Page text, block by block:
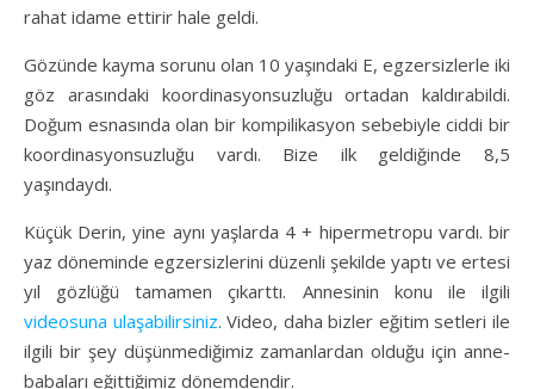
rahat idame ettirir hale geldi.
Gözünde kayma sorunu olan 10 yaşındaki E, egzersizlerle iki
göz arasındaki koordinasyonsuzluğu ortadan kaldırabildi.
Doğum esnasında olan bir kompilikasyon sebebiyle ciddi bir
koordinasyonsuzluğu vardı. Bize ilk geldiğinde 8,5
yaşındaydı.
Küçük Derin, yine aynı yaşlarda 4 + hipermetropu vardı. bir
yaz döneminde egzersizlerini düzenli şekilde yaptı ve ertesi
yıl gözlüğü tamamen çıkarttı. Annesinin konu ile ilgili
videosuna ulaşabilirsiniz. Video, daha bizler eğitim setleri ile
ilgili bir şey düşünmediğimiz zamanlardan olduğu için anne-
babaları eğittiğimiz dönemdendir.